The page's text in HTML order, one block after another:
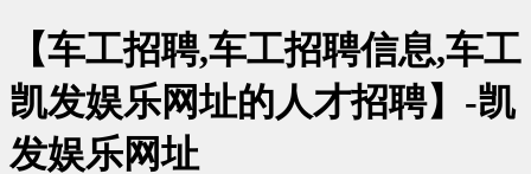
【车工招聘,车工招聘信息,车工
凯发娱乐网址的人才招聘】-凯
发娱乐网址